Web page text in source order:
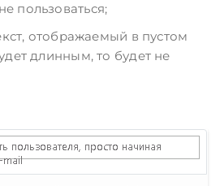
пользоваться;
отображаемый в пустом
длинным, то будет не